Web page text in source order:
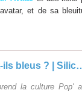
et de sa
Pourquoi les Na'vis
la culture Pop'